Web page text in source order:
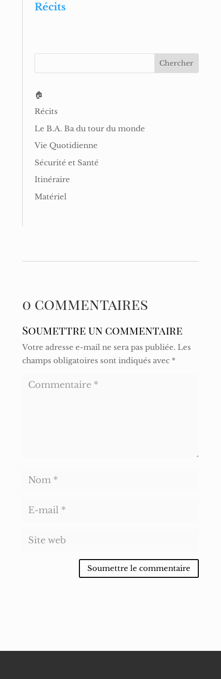
Récits
🏠
Récits
Le B.A. Ba du tour du monde
Vie Quotidienne
Sécurité et Santé
Itinéraire
Matériel
0 commentaires
Soumettre un commentaire
Votre adresse e-mail ne sera pas publiée. Les
champs obligatoires sont indiqués avec *
Soumettre le commentaire